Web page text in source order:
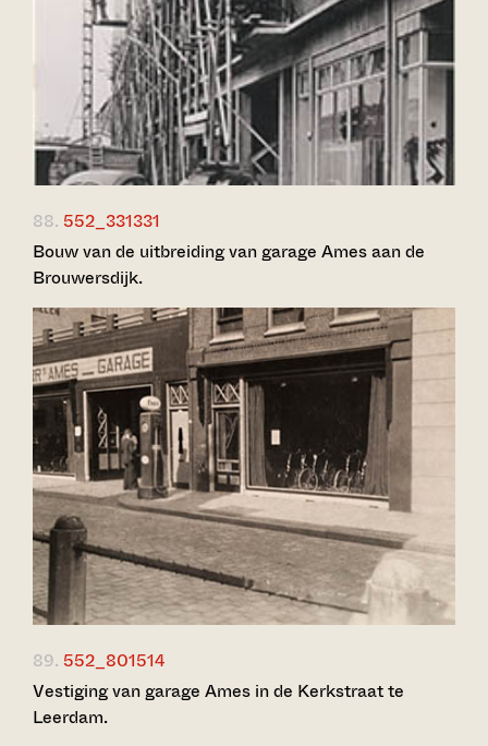
88. 552_331331
Bouw van de uitbreiding van garage Ames aan de
Brouwersdijk.
89. 552_801514
Vestiging van garage Ames in de Kerkstraat te
Leerdam.